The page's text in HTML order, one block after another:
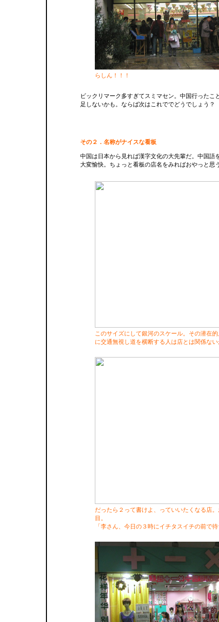
らしん！！！
ビックリマーク多すぎてスミマセン。中国行ったこ
足しないかも。ならば次はこれででどうでしょう？
その２．名称がナイスな看板
中国は日本から見れば漢字文化の大先輩だ。中国語
大変愉快。ちょっと看板の店名をみればおやっと思
このサイズにして銀河のスケール。その潜在
に交通無視し道を横断する人は店とは関係な
だったら２って書けよ、っていいたくなる店
目。
「李さん、今日の３時にイチタスイチの前で